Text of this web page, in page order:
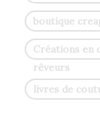
boutique
Créations en
rêveurs
livres de